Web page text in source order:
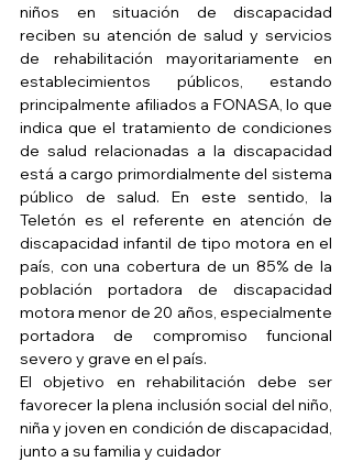
niños en situación de discapacidad
reciben su atención de salud y servicios
de rehabilitación mayoritariamente en
establecimientos públicos, estando
principalmente afiliados a FONASA, lo que
indica que el tratamiento de condiciones
de salud relacionadas a la discapacidad
está a cargo primordialmente del sistema
público de salud. En este sentido, la
Teletón es el referente en atención de
discapacidad infantil de tipo motora en el
país, con una cobertura de un 85% de la
población portadora de discapacidad
motora menor de 20 años, especialmente
portadora de compromiso funcional
severo y grave en el país.
El objetivo en rehabilitación debe ser
favorecer la plena inclusión social del niño,
niña y joven en condición de discapacidad,
junto a su familia y cuidador